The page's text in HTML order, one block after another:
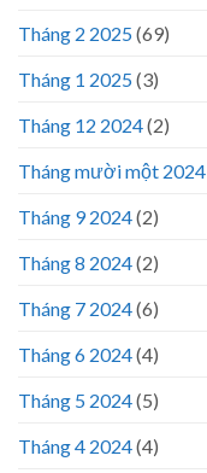
Tháng 2 2025(69)
Tháng 1 2025(3)
Tháng 12 2024(2)
Tháng mười một 2024
Tháng 9 2024(2)
Tháng 8 2024(2)
Tháng 7 2024(6)
Tháng 6 2024(4)
Tháng 5 2024(5)
Tháng 4 2024(4)